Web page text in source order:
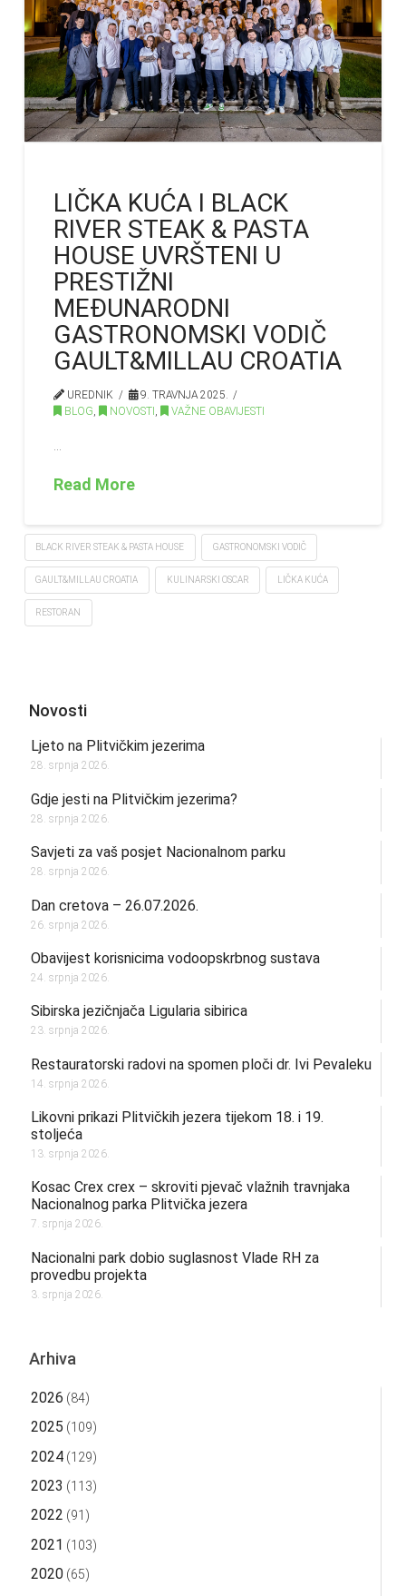
LIČKA KUĆA I BLACK
RIVER STEAK & PASTA
HOUSE UVRŠTENI U
PRESTIŽNI
MEĐUNARODNI
GASTRONOMSKI VODIČ
GAULT&MILLAU CROATIA
UREDNIK
9. TRAVNJA 2025.
BLOG, NOVOSTI , VAŽNE OBAVIJESTI
Read More
BLACK RIVER STEAK & PASTA HOUSE GASTRONOMSKI VODIČ
GAULT&MILLAU CROATIA KULINARSKI OSCAR LIČKA KUĆA
RESTORAN
Novosti
Ljeto na Plitvičkim jezerima
28. srpnja 2026.
Gdje jesti na Plitvičkim jezerima?
28. srpnja 2026.
Savjeti za vaš posjet Nacionalnom parku
28. srpnja 2026.
Dan cretova – 26.07.2026.
26. srpnja 2026.
Obavijest korisnicima vodoopskrbnog sustava
24. srpnja 2026.
Sibirska jezičnjača Ligularia sibirica
23. srpnja 2026.
Restauratorski radovi na spomen ploči dr. Ivi Pevaleku
14. srpnja 2026.
Likovni prikazi Plitvičkih jezera tijekom 18. i 19.
stoljeća
13. srpnja 2026.
Kosac Crex crex – skroviti pjevač vlažnih travnjaka
Nacionalnog parka Plitvička jezera
7. srpnja 2026.
Nacionalni park dobio suglasnost Vlade RH za
provedbu projekta
3. srpnja 2026.
Arhiva
2026 (84)
2025 (109)
2024(129)
2023 (113)
2022 (91)
2021 (103)
2020(65)